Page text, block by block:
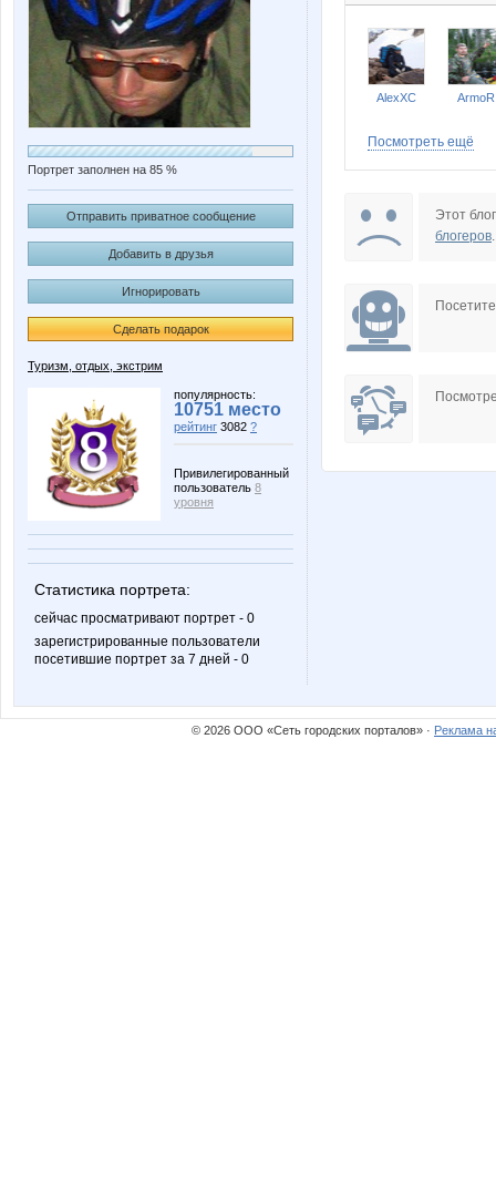
Портрет заполнен на 85 %
Отправить приватное сообщение
Добавить в друзья
Игнорировать
Сделать подарок
Туризм, отдых, экстрим
популярность:
10751 место
рейтинг 3082 ?
Привилегированный
пользователь 8
уровня
Статистика портрета:
сейчас просматривают портрет - 0
зарегистрированные пользователи
посетившие портрет за 7 дней - 0
AlexXC ArmoR
Pitonysh
Terra The
Посмотреть ещё
Этот
блогеров.
© 2026 ООО «Сеть городских порталов» · Реклама